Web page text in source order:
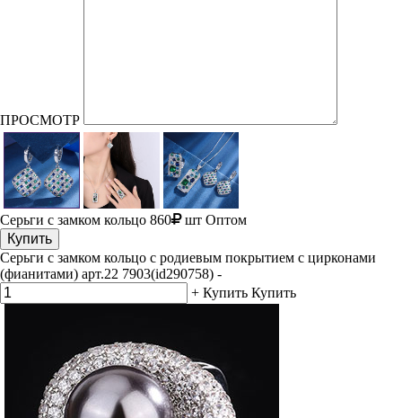
ПРОСМОТР
Серьги с замком кольцо 860 шт Оптом
Купить
Серьги с замком кольцо с родиевым покрытием с цирконами
(фианитами) арт.22 7903(id290758) -
+ Купить Купить